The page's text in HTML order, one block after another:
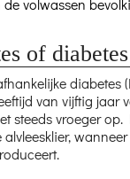
de volwassen
of
diabetes
van vijftig jaar
steeds vroeger op.